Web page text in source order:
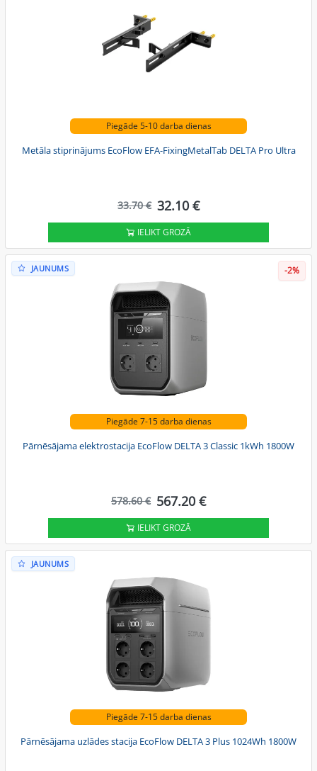
Piegāde 5-10 darba dienas
Metāla stiprinājums EcoFlow EFA-FixingMetalTab DELTA Pro Ultra
33.70 € 32.10 €
IELIKT GROZĀ
JAUNUMS -2%
Piegāde 7-15 darba dienas
Pārnēsājama elektrostacija EcoFlow DELTA 3 Classic 1kWh 1800W
578.60 € 567.20 €
IELIKT GROZĀ
JAUNUMS
Piegāde 7-15 darba dienas
Pārnēsājama uzlādes stacija EcoFlow DELTA 3 Plus 1024Wh 1800W